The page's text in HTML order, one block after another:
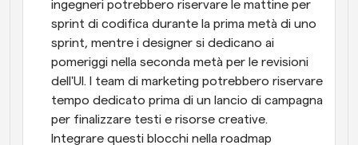
ingegneri potrebbero riservare le mattine per
sprint di codifica durante la prima metà di uno
sprint, mentre i designer si dedicano ai
pomeriggi nella seconda metà per le revisioni
dell'UI. I team di marketing potrebbero riservare
tempo dedicato prima di un lancio di campagna
per finalizzare testi e risorse creative.
Integrare questi blocchi nella roadmap